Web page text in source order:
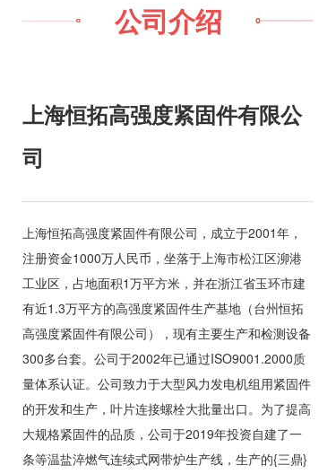
公司介绍
上海恒拓高强度紧固件有限公
司
上海恒拓高强度紧固件有限公司，成立于2001年，
注册资金1000万人民币，坐落于上海市松江区泖港
工业区，占地面积1万平方米，并在浙江省玉环市建
有近1.3万平方的高强度紧固件生产基地（台州恒拓
高强度紧固件有限公司），现有主要生产和检测设备
300多台套。公司于2002年已通过ISO9001.2000质
量体系认证。公司致力于大型风力发电机组用紧固件
的开发和生产，叶片连接螺栓大批量出口。为了提高
大规格紧固件的品质，公司于2019年投资自建了一
条等温盐淬燃气连续式网带炉生产线，生产的{三鼎}